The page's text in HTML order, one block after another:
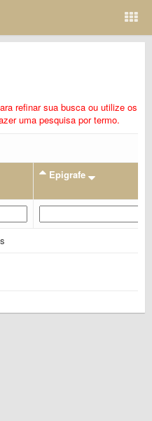
refinar sua busca ou utilize os
uma pesquisa por termo.
Epigrafe